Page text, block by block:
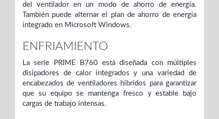
del ventilador en un modo de ahorro de energía.
También puede alternar el plan de ahorro de energía
integrado en Microsoft Windows.
ENFRIAMIENTO
La serie PRIME B760 está diseñada con múltiples
disipadores de calor integrados y una variedad de
encabezados de ventiladores híbridos para garantizar
que su equipo se mantenga fresco y estable bajo
cargas de trabajo intensas.